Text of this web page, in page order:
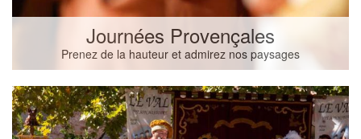
Journées Provençales
Prenez de la hauteur et admirez nos paysages